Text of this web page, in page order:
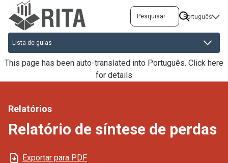
Passar
para
conteúdo
principal
Pesquisar
SELECT
YOUR
This page has been auto-translated into Português. Click here
for details
Relatórios
Relatório de síntese de perdas
Exportar para PDF